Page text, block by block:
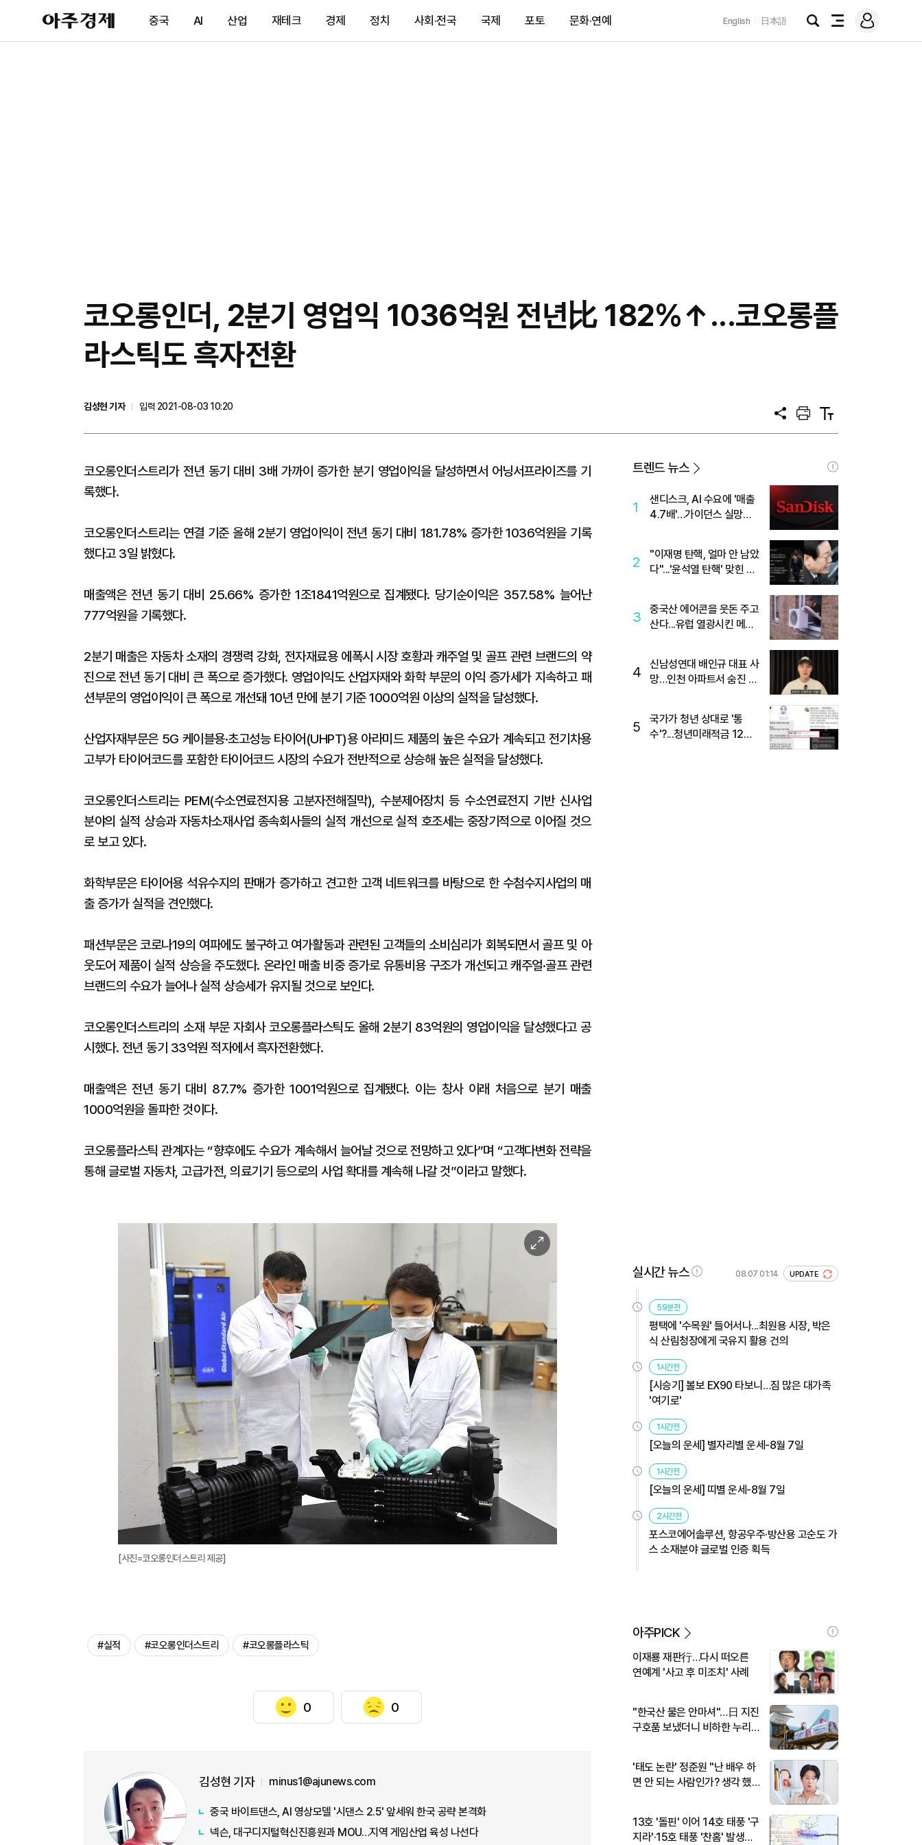
아
주
제
중국 AI 산업 재테크 경제 정치 사회·전국 국제 포토 문화·연예 English 日本語
검
전
메
그
코오롱인더, 2분기 영업익 1036억원 전년比 182%↑...코오롱플
라스틱도 흑자전환
김성현 기자
입력 2021-08-03 10:20
공
프
트
텍
트
코오롱인더스트리가 전년 동기 대비 3배 가까이 증가한 분기 영업이익을 달성하면서 어닝서프라이즈를 기
록했다.
코오롱인더스트리는 연결 기준 올해 2분기 영업이익이 전년 동기 대비 181.78% 증가한 1036억원을 기록
했다고 3일 밝혔다.
매출액은 전년 동기 대비 25.66% 증가한 1조1841억원으로 집계됐다. 당기순이익은 357.58% 늘어난
777억원을 기록했다.
2분기 매출은 자동차 소재의 경쟁력 강화, 전자재료용 에폭시 시장 호황과 캐주얼 및 골프 관련 브랜드의 약
진으로 전년 동기 대비 큰 폭으로 증가했다. 영업이익도 산업자재와 화학 부문의 이익 증가세가 지속하고 패
션부문의 영업이익이 큰 폭으로 개선돼 10년 만에 분기 기준 1000억원 이상의 실적을 달성했다.
산업자재부문은 5G 케이블용·초고성능 타이어(UHPT)용 아라미드 제품의 높은 수요가 계속되고 전기차용
고부가 타이어코드를 포함한 타이어코드 시장의 수요가 전반적으로 상승해 높은 실적을 달성했다.
코오롱인더스트리는 PEM(수소연료전지용 고분자전해질막), 수분제어장치 등 수소연료전지 기반 신사업
분야의 실적 상승과 자동차소재사업 종속회사들의 실적 개선으로 실적 호조세는 중장기적으로 이어질 것으
로 보고 있다.
화학부문은 타이어용 석유수지의 판매가 증가하고 견고한 고객 네트워크를 바탕으로 한 수첨수지사업의 매
출 증가가 실적을 견인했다.
패션부문은 코로나19의 여파에도 불구하고 여가활동과 관련된 고객들의 소비심리가 회복되면서 골프 및 아
웃도어 제품이 실적 상승을 주도했다. 온라인 매출 비중 증가로 유통비용 구조가 개선되고 캐주얼·골프 관련
브랜드의 수요가 늘어나 실적 상승세가 유지될 것으로 보인다.
코오롱인더스트리의 소재 부문 자회사 코오롱플라스틱도 올해 2분기 83억원의 영업이익을 달성했다고 공
시했다. 전년 동기 33억원 적자에서 흑자전환했다.
매출액은 전년 동기 대비 87.7% 증가한 1001억원으로 집계됐다. 이는 창사 이래 처음으로 분기 매출
1000억원을 돌파한 것이다.
코오롱플라스틱 관계자는 “향후에도 수요가 계속해서 늘어날 것으로 전망하고 있다”며 “고객다변화 전략을
통해 글로벌 자동차, 고급가전, 의료기기 등으로의 사업 확대를 계속해 나갈 것”이라고 말했다.
이
미
대
[사진=코오롱인더스트리 제공]
#실적 #코오롱인더스트리 #코오롱플라스틱
0 0
김성현 기자 minus1@ajunews.com
중국 바이트댄스, AI 영상모델 '시댄스 2.5' 앞세워 한국 공략 본격화
넥슨, 대구디지털혁신진흥원과 MOU…지역 게임산업 육성 나선다
트렌드 뉴스
1
샌디스크, AI 수요에 '매출
4.7배'…가이던스 실망에
2
"이재명 탄핵, 얼마 안 남았
다"...'윤석열 탄핵' 맞힌 무
3
중국산 에어콘을 웃돈 주고
산다...유럽 열광시킨 메이
4
신남성연대 배인규 대표 사
망…인천 아파트서 숨진 채
5
국가가 청년 상대로 '통
수'?...청년미래적금 12%
실시간 뉴스 08.07 01:14 UPDATE
59분전
평택에 '수목원' 들어서나...최원용 시장, 박은
식 산림청장에게 국유지 활용 건의
1시간전
[시승기] 볼보 EX90 타보니…짐 많은 대가족
'여기로'
1시간전
[오늘의 운세] 별자리별 운세-8월 7일
1시간전
[오늘의 운세] 띠별 운세-8월 7일
2시간전
포스코에어솔루션, 항공우주·방산용 고순도 가
스 소재분야 글로벌 인증 획득
아주PICK
이재룡 재판行…다시 떠오른
연예계 '사고 후 미조치' 사례
"한국산 물은 안마셔"…日 지진
구호품 보냈더니 비하한 누리
'태도 논란' 정준원 "난 배우 하
면 안 되는 사람인가? 생각 했
13호 '돌핀' 이어 14호 태풍 '구
지라'·15호 태풍 '찬홈' 발생…